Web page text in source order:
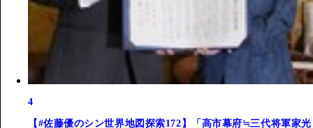
4
【#佐藤優のシン世界地図探索172】「高市幕府≒三代将軍家光